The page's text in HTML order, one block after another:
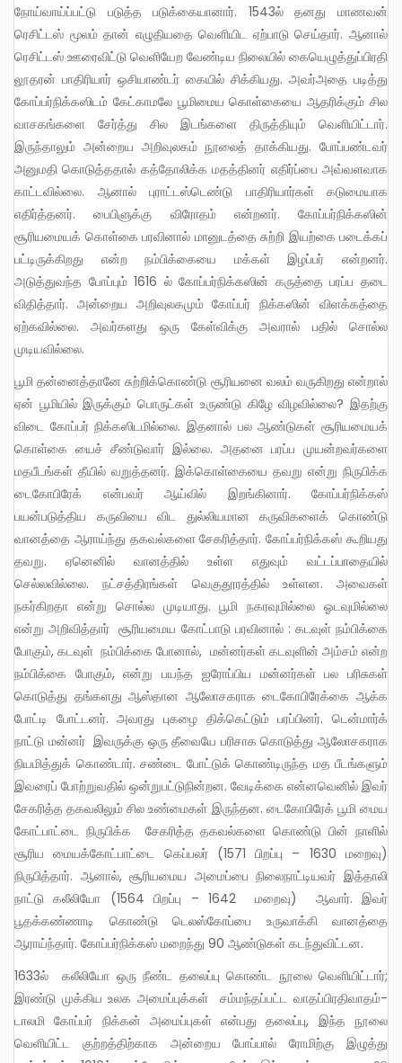
நோய்வாய்ப்பட்டு படுத்த படுக்கையானார். 1543ல் தனது மாணவன்
ரெசிட்டஸ் மூலம் தான் எழுதியதை வெளியிட ஏற்பாடு செய்தார். ஆனால்
ரெசிட்டஸ் ஊரைவிட்டு வெளியேற வேண்டிய நிலையில் கையெழுத்துப்பிரதி
லூதரன் பாதிரியார் ஒசியாண்டர் கையில் சிக்கியது. அவர்அதை படித்து
கோப்பர்நிக்கஸிடம் கேட்காமலே பூமிமைய கொள்கையை ஆதரிக்கும் சில
வாசகங்களை சேர்த்து சில இடங்களை திருத்தியும் வெளியிட்டார்.
இருந்தாலும் அன்றைய அறிவுலகம் நூலைத் தாக்கியது. போப்பண்டவர்
அனுமதி கொடுத்ததால் கத்தோலிக்க மதத்தினர் எதிர்ப்பை அவ்வளவாக
காட்டவில்லை. ஆனால் புராட்டஸ்டெண்டு பாதிரியார்கள் கடுமையாக
எதிர்த்தனர். பைபிளுக்கு விரோதம் என்றனர். கோப்பர்நிக்கஸின்
சூரியமையக் கொள்கை பரவினால் மானுடத்தை சுற்றி இயற்கை படைக்கப்
பட்டிருக்கிறது என்ற நம்பிக்கையை மக்கள் இழப்பர் என்றனர்.
அடுத்துவந்த போப்பும் 1616 ல் கோப்பர்நிக்கஸின் கருத்தை பரப்ப தடை
விதித்தார். அன்றைய அறிவுலகமும் கோப்பர் நிக்கஸின் விளக்கத்தை
ஏற்கவில்லை. அவர்களது ஒரு கேள்விக்கு அவரால் பதில் சொல்ல
முடியவில்லை.
பூமி தன்னைத்தானே சுற்றிக்கொண்டு சூரியனை வலம் வருகிறது என்றால்
ஏன் பூமியில் இருக்கும் பொருட்கள் உருண்டு கிழே விழவில்லை? இதற்கு
விடை கோப்பர் நிக்கஸிடமில்லை. இதனால் பல ஆண்டுகள் சூரியமையக்
கொள்கை யைச் சீண்டுவார் இல்லை. அதனை பரப்ப முயன்றவர்களை
மதபீடங்கள் தீயில் வறுத்தனர். இக்கொள்கையை தவறு என்று நிருபிக்க
டைகோபிரேக் என்பவர் ஆய்வில் இறங்கினார். கோப்பர்நிக்கஸ்
பயன்படுத்திய கருவியை விட துல்லியமான கருவிகளைக் கொண்டு
வானத்தை ஆராய்ந்து தகவல்களை சேகரித்தார். கோப்பர்நிக்கஸ் கூறியது
தவறு. ஏனெனில் வானத்தில் உள்ள எதுவும் வட்டப்பாதையில்
செல்லவில்லை. நட்சத்திரங்கள் வெகுதூரத்தில் உள்ளன. அவைகள்
நகர்கிறதா என்று சொல்ல முடியாது. பூமி நகரவுமில்லை ஓடவுமில்லை
என்று அறிவித்தார் சூரியமைய கோட்பாடு பரவினால் : கடவுள் நம்பிக்கை
போகும், கடவுள் நம்பிக்கை போனால், மன்னர்கள் கடவுளின் அம்சம் என்ற
நம்பிக்கை போகும், என்று பயந்த ஐரோப்பிய மன்னர்கள் பல பரிசுகள்
கொடுத்து தங்களது ஆஸ்தான ஆலோசகராக டைகோபிரேக்கை ஆக்க
போட்டி போட்டனர். அவரது புகழை திக்கெட்டும் பரப்பினர். டென்மார்க்
நாட்டு மன்னர் இவருக்கு ஒரு தீவையே பரிசாக கொடுத்து ஆலோசகராக
நியமித்துக் கொண்டார். சண்டை போட்டுக் கொண்டிருந்த மத பீடங்களும்
இவரைப் போற்றுவதில் ஒன்றுபட்டுநின்றன. வேடிக்கை என்னவெனில் இவர்
சேகரித்த தகவலிலும் சில உண்மைகள் இருந்தன. டைகோபிரேக் பூமி மைய
கோட்பாட்டை நிருபிக்க சேகரித்த தகவல்களை கொண்டு பின் நாளில்
சூரிய மையக்கோட்பாட்டை கெப்பலர் (1571 பிறப்பு – 1630 மறைவு)
நிருபித்தார். ஆனால், சூரியமைய அமைப்பை நிலைநாட்டியவர் இத்தாலி
நாட்டு கலீலியோ (1564 பிறப்பு – 1642 மறைவு) ஆவார். இவர்
பூதக்கண்ணாடி கொண்டு டெலஸ்கோப்பை உருவாக்கி வானத்தை
ஆராய்ந்தார். கோப்பர்நிக்கஸ் மறைந்து 90 ஆண்டுகள் கடந்துவிட்டன.
1633ல் கலீலியோ ஒரு நீண்ட தலைப்பு கொண்ட நூலை வெளியிட்டார்;
இரண்டு முக்கிய உலக அமைப்புக்கள் சம்மந்தப்பட்ட வாதப்பிரதிவாதம்-
டாலமி கோப்பர் நிக்கன் அமைப்புகள் என்பது தலைப்பு, இந்த நூலை
வெளியிட்ட குற்றத்திற்காக அன்றைய போப்பால் ரோமிற்கு இழுத்து